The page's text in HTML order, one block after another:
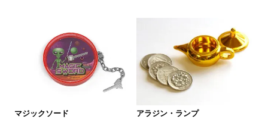
マジックソード
アラジン・ランプ